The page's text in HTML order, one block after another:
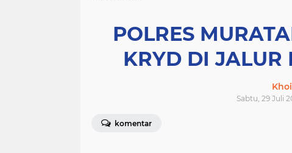
POLRES
KRYD DI JALUR
Sabtu, 29 Juli
komentar